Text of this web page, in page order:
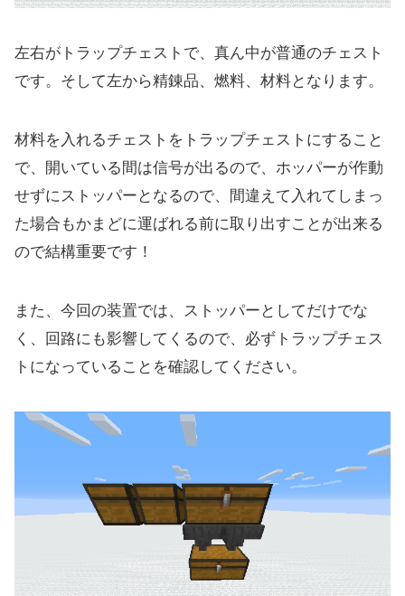
左右がトラップチェストで、真ん中が普通のチェスト
です。そして左から精錬品、燃料、材料となります。
材料を入れるチェストをトラップチェストにすること
で、開いている間は信号が出るので、ホッパーが作動
せずにストッパーとなるので、間違えて入れてしまっ
た場合もかまどに運ばれる前に取り出すことが出来る
ので結構重要です！
また、今回の装置では、ストッパーとしてだけでな
く、回路にも影響してくるので、必ずトラップチェス
トになっていることを確認してください。